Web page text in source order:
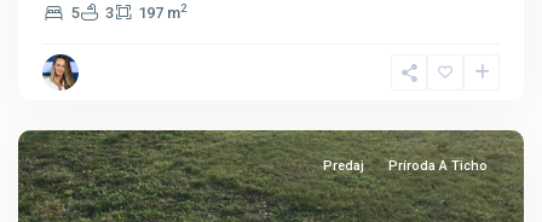
5 3 197 m2
Predaj Príroda A Ticho